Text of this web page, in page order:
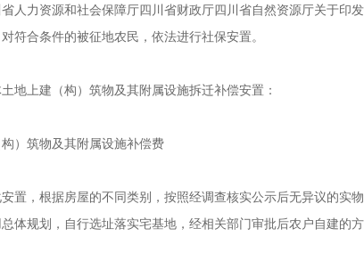
人力资源和社会保障厅四川省财政厅四川省自然资源厅关于
符合条件的被征地农民，依法进行社保安置。
地上建（构）筑物及其附属设施拆迁补偿安置：
构）筑物及其附属设施补偿费
置，根据房屋的不同类别，按照经调查核实公示后无异议的实
体规划，自行选址落实宅基地，经相关部门审批后农户自建的